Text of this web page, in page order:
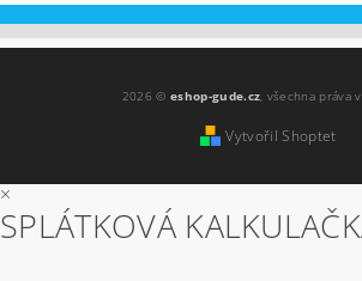
2026 ©eshop-gude.cz, všechna práva
Vytvořil Shoptet
×
SPLÁTKOVÁ